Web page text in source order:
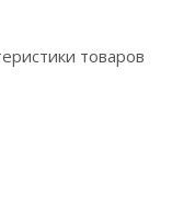
товаров